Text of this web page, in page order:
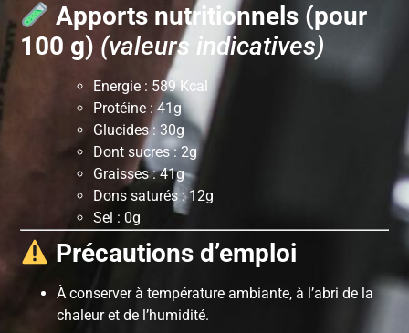
Apports nutritionnels (pour
100 g) (valeurs indicatives)
Energie : 589 Kcal
Protéine : 41g
Glucides : 30g
Dont sucres : 2g
Graisses : 41g
Dons saturés : 12g
Sel : 0g
Précautions d’emploi
À conserver à température ambiante, à l’abri de la
chaleur et de l’humidité.